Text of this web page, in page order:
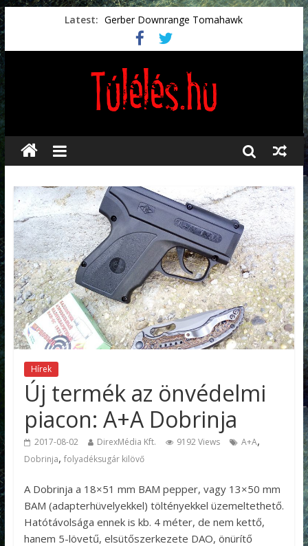
Latest: Gerber Downrange Tomahawk
Vészhelyzeti élelmiszerek
Svéd vészhelyzeti tájékoztató.
Vészhelyzetkezelés
Préselt törlőkendők
Hírek
Új termék az önvédelmi
piacon: A+A Dobrinja
2017-08-02 DirexMédia Kft. 9192 Views A+A,
Dobrinja, folyadéksugár kilövő
A Dobrinja a 18×51 mm BAM pepper, vagy 13×50 mm
BAM (adapterhüvelyekkel) töltényekkel üzemeltethető.
Hatótávolsága ennek is kb. 4 méter, de nem kettő,
hanem 5-lövetű, elsütőszerkezete DAO, önürítő